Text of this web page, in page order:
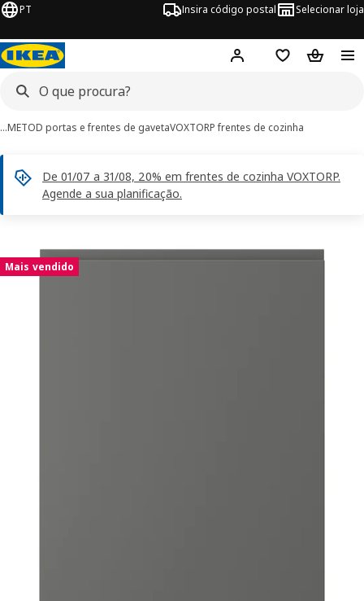
PT Insira código postal Selecionar loja
Hej! Inicie sessão
FavoritosCesto de
…METOD portas e frentes de gavetaVOXTORP frentes de cozinha
De 01/07 a 31/08, 20% em frentes de cozinha VOXTORP.
Agende a sua planificação.
de VOXTORP
Mais vendido